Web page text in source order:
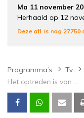
Ma 11 november
Herhaald op 12
Deze afl. is nog
Programma’s Tv
Het optreden is van The Dutch Tenors!